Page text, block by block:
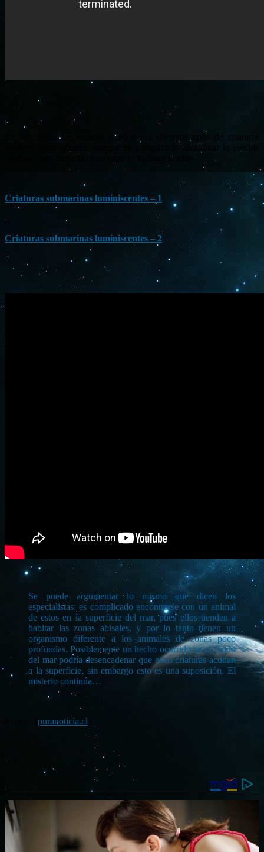
En los siguientes enlaces pueden ver diversos tipos de criaturas
marinas luminiscentes, aunque es complicado identificar la posible
criatura, pues haría falta un experto biólogo marino.
Criaturas submarinas luminiscentes – 1
Criaturas submarinas luminiscentes – 2
Se puede argumentar lo mismo que dicen los
especialistas: es complicado encontrarse con un animal
de estos en la superficie del mar, pues ellos tienden a
habitar las zonas abisales, y por lo tanto tienen un
organismo diferente a los animales de zonas poco
profundas. Posiblemente un hecho ocurrido en el fondo
del mar podría desencadenar que estas criaturas acudan
a la superficie, sin embargo esto es una suposición. El
misterio continúa…
puranoticia.cl